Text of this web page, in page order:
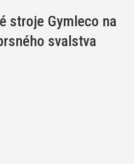
stroje Gymleco na
svalstva